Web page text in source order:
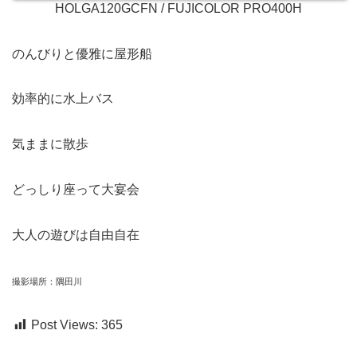
HOLGA120GCFN / FUJICOLOR PRO400H
のんびりと優雅に屋形船
効率的に水上バス
気ままに散歩
どっしり座って大宴会
大人の遊びは自由自在
撮影場所：隅田川
Post Views: 365